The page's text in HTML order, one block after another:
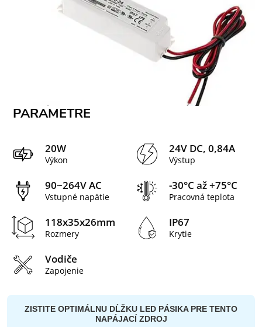
PARAMETRE
20W
Výkon
24V DC, 0,84A
Výstup
90~264V AC
Vstupné napätie
-30°C až +75°C
Pracovná teplota
118x35x26mm
Rozmery
IP67
Krytie
Vodiče
Zapojenie
ZISTITE OPTIMÁLNU DĹŽKU LED PÁSIKA PRE TENTO
NAPÁJACÍ ZDROJ